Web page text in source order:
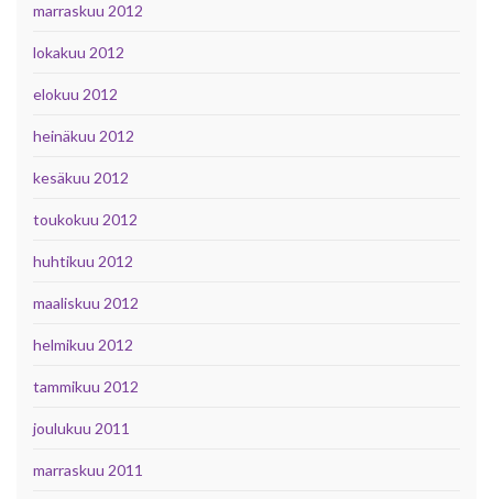
marraskuu 2012
lokakuu 2012
elokuu 2012
heinäkuu 2012
kesäkuu 2012
toukokuu 2012
huhtikuu 2012
maaliskuu 2012
helmikuu 2012
tammikuu 2012
joulukuu 2011
marraskuu 2011